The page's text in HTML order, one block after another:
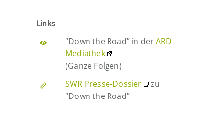
Links
“Down the Road” in der ARD
Mediathek
(Ganze Folgen)
SWR Presse-Dossier
zu
“Down the Road”